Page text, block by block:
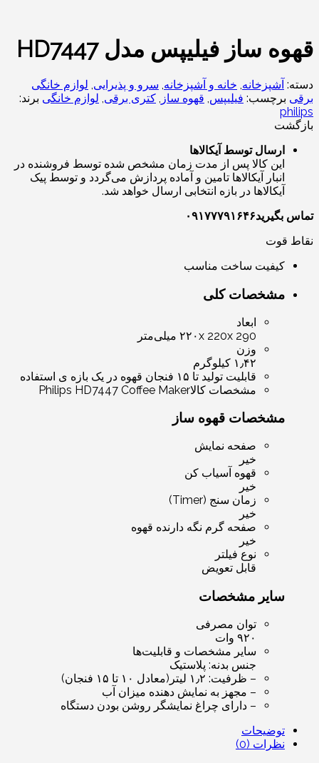
قهوه ساز فیلیپس مدل HD7447
دسته: آشپزخانه, خانه و آشپزخانه, سرو و پذیرایی, لوازم خانگی
برقی برچسب: فیلیپس, قهوه ساز , کتری برقی, لوازم خانگی برند:
philips
بازگشت
ارسال توسط آیکالاها
این کالا پس از مدت زمان مشخص شده توسط فروشنده در
انبار آیکالاها تامین و آماده پردازش می‌گردد و توسط پیک
آیکالاها در بازه انتخابی ارسال خواهد شد.
تماس بگیرید۰۹۱۷۷۷۹۱۶۴۶
نقاط قوت
کیفیت ساخت مناسب
مشخصات کلی
ابعاد
۲۲۰x 220x 290 میلی‌متر
وزن
۱٫۴۲ کیلوگرم
قابلیت تولید تا ۱۵ فنجان قهوه در یک بازه ی استفاده
مشخصات کالاPhilips HD7447 Coffee Maker
مشخصات قهوه ساز
صفحه نمایش
خیر
قهوه آسیاب کن
خیر
زمان سنج (Timer)
خیر
صفحه گرم نگه دارنده قهوه
خیر
نوع فیلتر
قابل تعویض
سایر مشخصات
توان مصرفی
۹۲۰ وات
سایر مشخصات و قابلیت‌ها
جنس بدنه: پلاستیک
– ظرفیت: ۱٫۲ لیتر(معادل ۱۰ تا ۱۵ فنجان)
– مجهز به نمایش دهنده میزان آب
– دارای چراغ نمایشگر روشن بودن دستگاه
توضیحات
نظرات (0)